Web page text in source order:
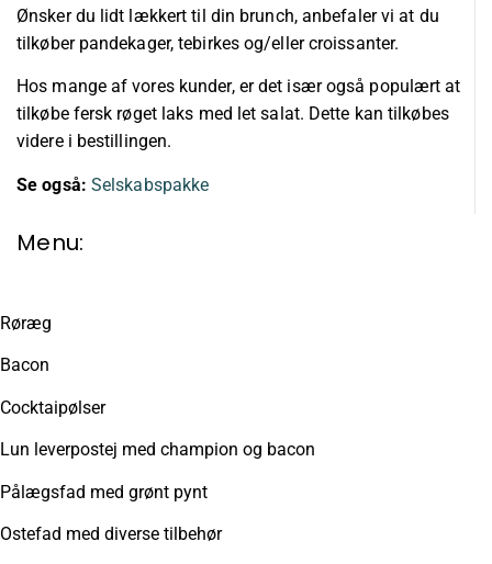
Ønsker du lidt lækkert til din brunch, anbefaler vi at du
tilkøber pandekager, tebirkes og/eller croissanter.
Hos mange af vores kunder, er det især også populært at
tilkøbe fersk røget laks med let salat. Dette kan tilkøbes
videre i bestillingen.
Se også: Selskabspakke
Menu:
Røræg
Bacon
Cocktaipølser
Lun leverpostej med champion og bacon
Pålægsfad med grønt pynt
Ostefad med diverse tilbehør